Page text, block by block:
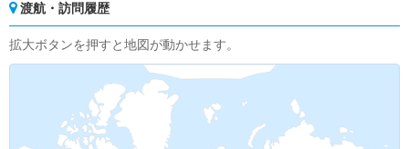
渡航・訪問履歴
拡大ボタンを押すと地図が動かせます。